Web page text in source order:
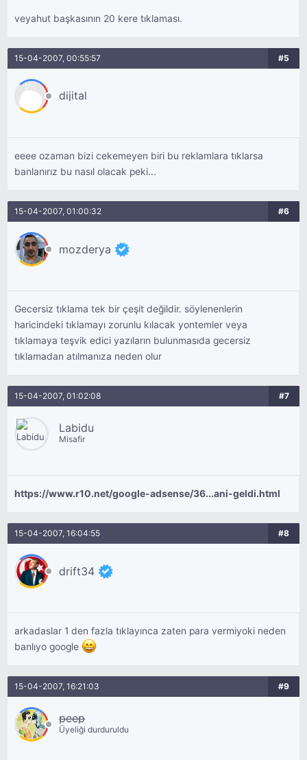
veyahut başkasının 20 kere tıklaması.
15-04-2007, 00:55:57 #5
dijital
eeee ozaman bizi cekemeyen biri bu reklamlara tıklarsa
banlanırız bu nasıl olacak peki...
15-04-2007, 01:00:32 #6
mozderya
Gecersiz tıklama tek bir çeşit değildir. söylenenlerin
haricindeki tıklamayı zorunlu kılacak yontemler veya
tıklamaya teşvik edici yazıların bulunmasıda gecersiz
tıklamadan atılmanıza neden olur
15-04-2007, 01:02:08 #7
Labidu
Misafir
https://www.r10.net/google-adsense/36...ani-geldi.html
15-04-2007, 16:04:55 #8
drift34
arkadaslar 1 den fazla tıklayınca zaten para vermiyoki neden
banlıyo google
15-04-2007, 16:21:03 #9
peep
Üyeliği durduruldu